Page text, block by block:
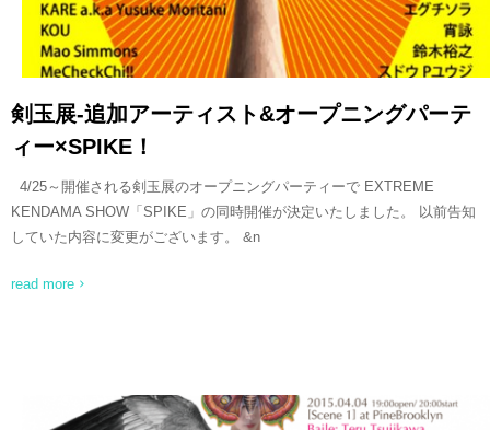
剣玉展-追加アーティスト&オープニングパーテ
ィー×SPIKE！
4/25～開催される剣玉展のオープニングパーティーで EXTREME
KENDAMA SHOW「SPIKE」の同時開催が決定いたしました。 以前告知
していた内容に変更がございます。 &n
read more